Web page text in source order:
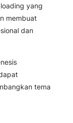
yang
membuat
dan
tema